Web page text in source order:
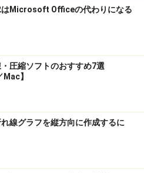
ームページ
のホームページ
ディーエフ）は、定評のある
フトです。印刷と同じ手順で
ので、あらゆるデータをPDF
できます。
はMicrosoft Officeの代わりになる
・圧縮ソフトのおすすめ7選
Mac】
線グラフを縦方向に作成するに